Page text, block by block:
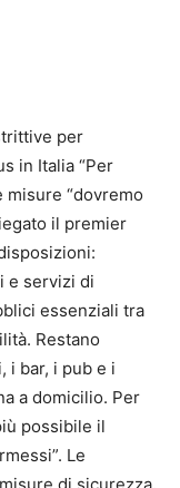
per
in Italia “Per
“dovremo
il premier
e servizi di
essenziali tra
Restano
i bar, i pub e i
a domicilio. Per
possibile il
Le